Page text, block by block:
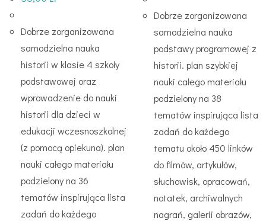
Dobrze zorganizowana
samodzielna nauka
historii w klasie 4 szkoły
podstawowej oraz
wprowadzenie do nauki
historii dla dzieci w
edukacji wczesnoszkolnej
(z pomocą opiekuna). plan
nauki całego materiału
podzielony na 36
tematów inspirująca lista
zadań do każdego
Dobrze zorganizowana
samodzielna nauka
podstawy programowej z
historii. plan szybkiej
nauki całego materiału
podzielony na 38
tematów inspirująca lista
zadań do każdego
tematu około 450 linków
do filmów, artykułów,
słuchowisk, opracowań,
notatek, archiwalnych
nagrań, galerii obrazów,